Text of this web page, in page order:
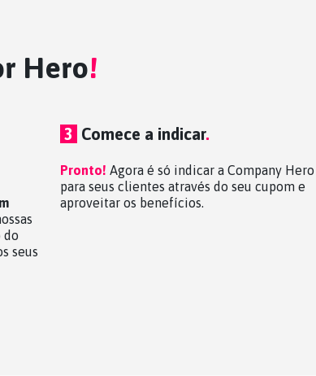
Hero!
do
seus
3 Comece a indicar.
Pronto! Agora é só indicar a Company Hero
para seus clientes através do seu cupom e
aproveitar os benefícios.